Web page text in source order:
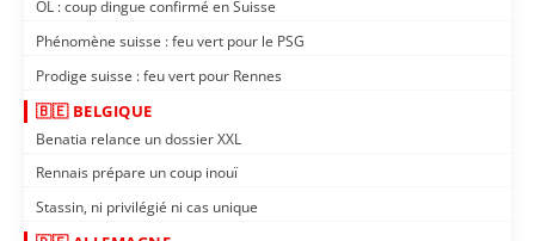
OL : coup dingue confirmé en Suisse
Phénomène suisse : feu vert pour le PSG
Prodige suisse : feu vert pour Rennes
🇧🇪 BELGIQUE
Benatia relance un dossier XXL
Rennais prépare un coup inouï
Stassin, ni privilégié ni cas unique